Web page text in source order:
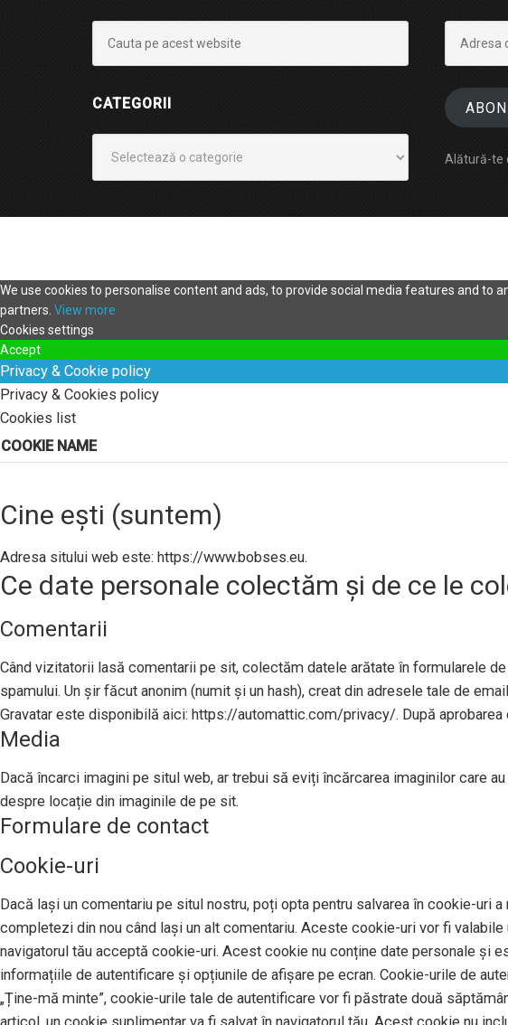
CATEGORII
email
Alătură-te
We use cookies to personalise content and ads, to provide social media features and
partners. View more
Cookies settings
Accept
Privacy & Cookie policy
Privacy & Cookies policy
Cookies list
COOKIE NAME
Cine ești (suntem)
Adresa sitului web este: https://www.bobses.eu.
Ce date personale colectăm și de ce le
Comentarii
Când vizitatorii lasă comentarii pe sit, colectăm datele arătate în formularele
spamului. Un șir făcut anonim (numit și un hash), creat din adresele tale de
Gravatar este disponibilă aici: https://automattic.com/privacy/. După
Media
Dacă încarci imagini pe situl web, ar trebui să eviți încărcarea imaginilor care
despre locație din imaginile de pe sit.
Formulare de contact
Cookie-uri
Dacă lași un comentariu pe situl nostru, poți opta pentru salvarea în cookie-
completezi din nou când lași un alt comentariu. Aceste cookie-uri vor fi
navigatorul tău acceptă cookie-uri. Acest cookie nu conține date personale și
informațiile de autentificare și opțiunile de afișare pe ecran. Cookie-urile de
„Ține-mă minte”, cookie-urile tale de autentificare vor fi păstrate două